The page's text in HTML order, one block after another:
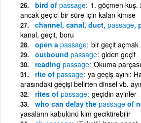
bird of passage 1. göçmen kuş.
ancak geçici bir süre için kalan kimse
channel, canal, duct, passage,
kanal, geçit, boru
open a passage bir geçit açmak
outbound passage giden geçit
reading passage Okuma
rite of passage ya geçiş ayını:
arasındaki geçişi belirten dinsel vb.
rites of passage geçidin ayinler
who can delay the passage of
yasaların kabulünü kim geciktirebilir